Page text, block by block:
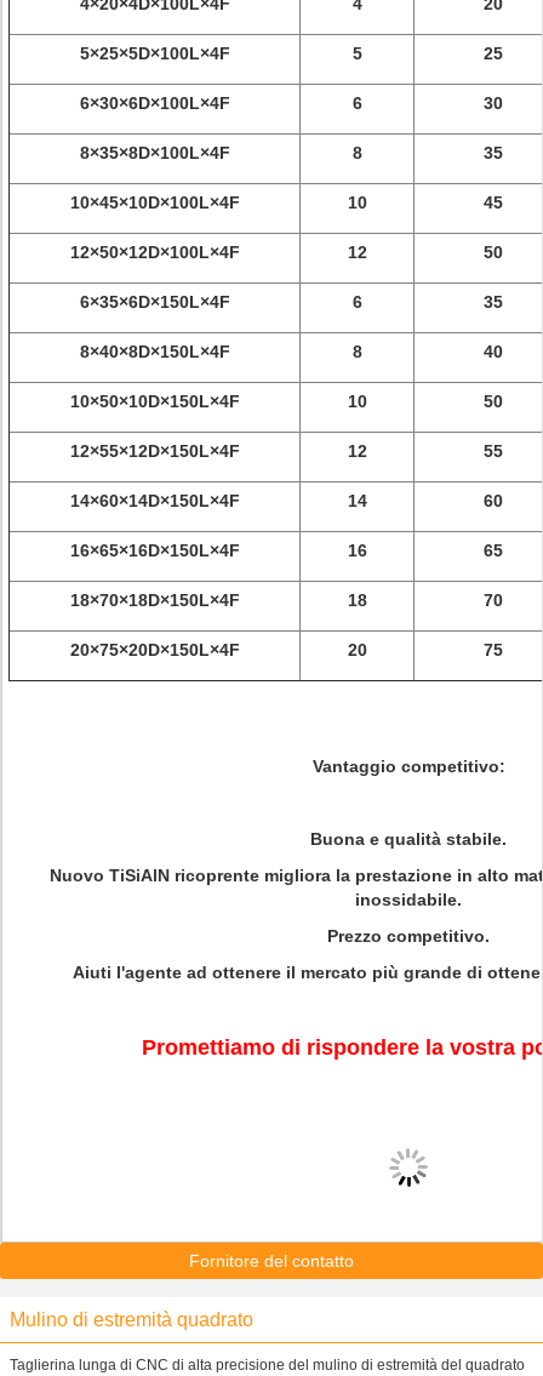
5×25×5D×100L×4F 5 25
6×30×6D×100L×4F 6 30
8×35×8D×100L×4F 8 35
10×45×10D×100L×4F 10 45
12×50×12D×100L×4F 12 50
6×35×6D×150L×4F 6 35
8×40×8D×150L×4F 8 40
10×50×10D×150L×4F 10 50
12×55×12D×150L×4F 12 55
14×60×14D×150L×4F 14 60
16×65×16D×150L×4F 16 65
18×70×18D×150L×4F 18 70
20×75×20D×150L×4F 20 75
Vantaggio competitivo:
Buona e qualità stabile.
Nuovo TiSiAlN ricoprente migliora la prestazione in alto
inossidabile.
Prezzo competitivo.
Aiuti l'agente ad ottenere il mercato più grande di
Promettiamo di rispondere la vostra
Fornitore del contatto
Mulino di estremità quadrato
Taglierina lunga di CNC di alta precisione del mulino di estremità del quadrato